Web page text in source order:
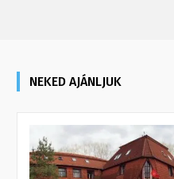
NEKED AJÁNLJUK